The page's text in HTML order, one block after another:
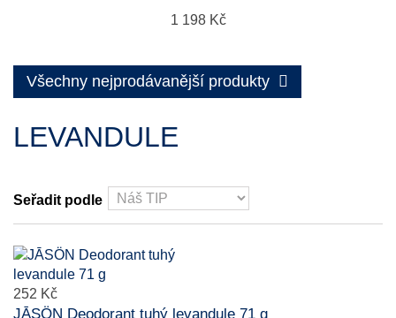
1 198 Kč
Všechny nejprodávanější produkty
LEVANDULE
Seřadit podle
252 Kč
JĀSÖN Deodorant tuhý levandule 71 g